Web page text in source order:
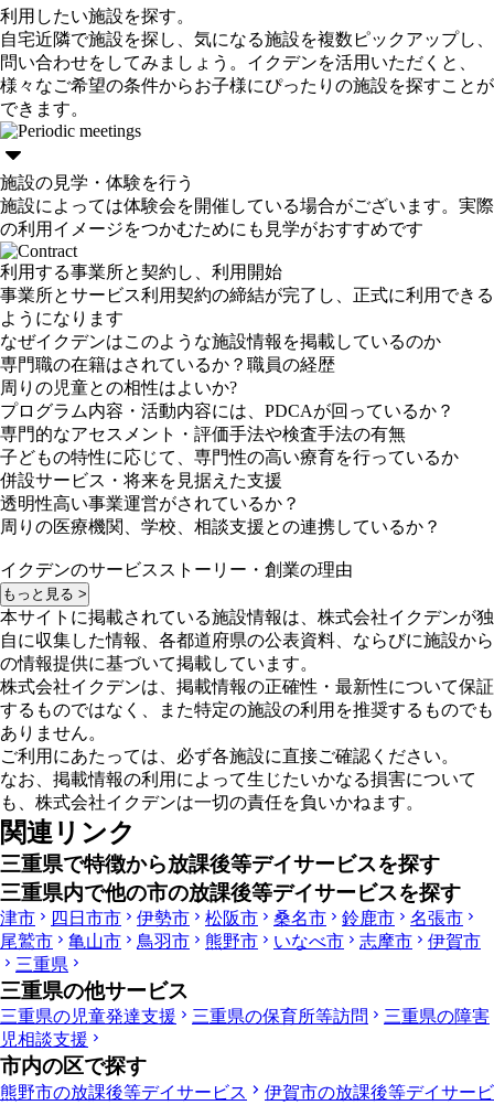
利用したい施設を探す。
自宅近隣で施設を探し、気になる施設を複数ピックアップし、
問い合わせをしてみましょう。イクデンを活用いただくと、
様々なご希望の条件からお子様にぴったりの施設を探すことが
できます。
施設の見学・体験を行う
施設によっては体験会を開催している場合がございます。実際
の利用イメージをつかむためにも見学がおすすめです
利用する事業所と契約し、利用開始
事業所とサービス利用契約の締結が完了し、正式に利用できる
ようになります
なぜイクデンはこのような施設情報を掲載しているのか
専門職の在籍はされているか？職員の経歴
周りの児童との相性はよいか?
プログラム内容・活動内容には、PDCAが回っているか？
専門的なアセスメント・評価手法や検査手法の有無
子どもの特性に応じて、専門性の高い療育を行っているか
併設サービス・将来を見据えた支援
透明性高い事業運営がされているか？
周りの医療機関、学校、相談支援との連携しているか？
イクデンのサービスストーリー・創業の理由
もっと見る >
本サイトに掲載されている施設情報は、株式会社イクデンが独
自に収集した情報、各都道府県の公表資料、ならびに施設から
の情報提供に基づいて掲載しています。
株式会社イクデンは、掲載情報の正確性・最新性について保証
するものではなく、また特定の施設の利用を推奨するものでも
ありません。
ご利用にあたっては、必ず各施設に直接ご確認ください。
なお、掲載情報の利用によって生じたいかなる損害について
も、株式会社イクデンは一切の責任を負いかねます。
関連リンク
三重県で特徴から放課後等デイサービスを探す
三重県内で他の市の放課後等デイサービスを探す
津市 四日市市 伊勢市 松阪市 桑名市 鈴鹿市
名張市
尾鷲市
亀山市 鳥羽市 熊野市 いなべ市 志摩市
伊賀市
三重県
三重県の他サービス
三重県の児童発達支援 三重県の保育所等訪問
三重県の障害
児相談支援
市内の区で探す
熊野市の放課後等デイサービス
伊賀市の放課後等デイサービ